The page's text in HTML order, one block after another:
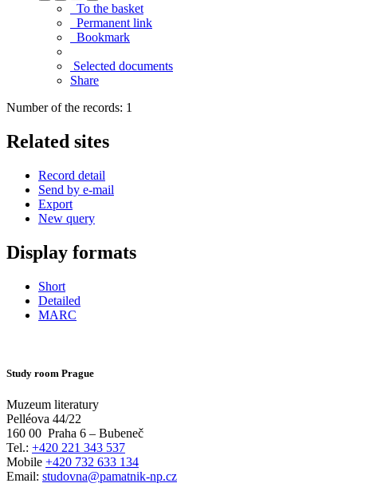
To the basket
Permanent link
Bookmark
Selected documents
Share
Number of the records: 1
Related sites
Record detail
Send by e-mail
Export
New query
Display formats
Short
Detailed
MARC
Study room Prague
Muzeum literatury
Pelléova 44/22
160 00 Praha 6 – Bubeneč
Tel.: +420 221 343 537
Mobile +420 732 633 134
Email: studovna@pamatnik-np.cz